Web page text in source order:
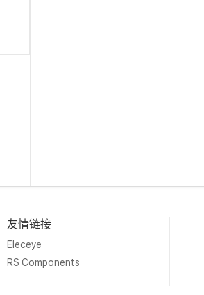
友情链接
Eleceye
RS Components